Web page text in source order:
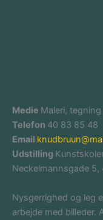
Medie Maleri,
Telefon 40 83 85 48
Email
Udstilling
Neckelmannsgade
Nysgerrighed og leg
arbejde med billeder.